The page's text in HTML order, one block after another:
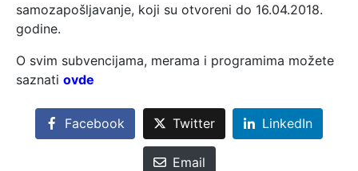
samozapošljavanje, koji su otvoreni do 16.04.2018.
godine.
O svim subvencijama, merama i programima možete
saznati ovde
Facebook Twitter LinkedIn
Email